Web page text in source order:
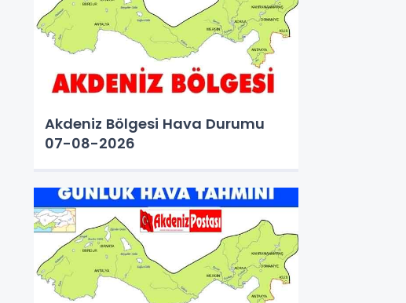
Akdeniz Bölgesi Hava Durumu
07-08-2026